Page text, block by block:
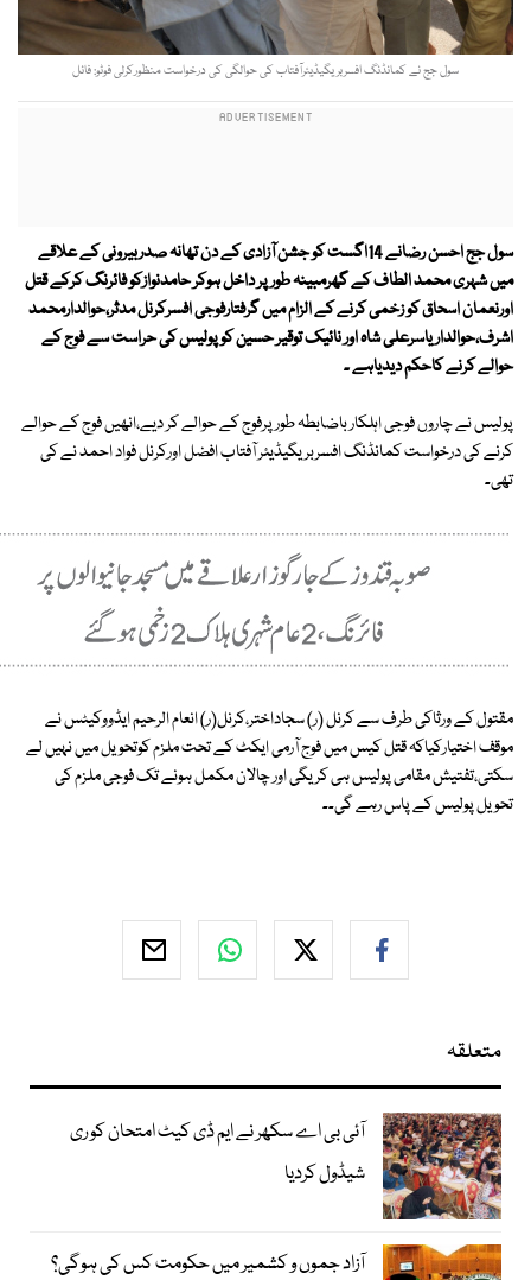
سول جج نے کمانڈنگ افسربریگیڈیئرآفتاب کی حوالگی کی درخواست منظورکرلی فوٹو: فائل
سول جج احسن رضانے 14اگست کو جشن آزادی کے دن تھانہ صدربیرونی کے علاقے
میں شہری محمد الطاف کے گھرمبینہ طور پر داخل ہوکر حامدنوازکو فائرنگ کرکے قتل
اورنعمان اسحاق کو زخمی کرنے کے الزام میں گرفتارفوجی افسرکرنل مدثر،حوالدارمحمد
اشرف،حوالدار یاسرعلی شاہ اور نائیک توقیر حسین کوپولیس کی حراست سے فوج کے
حوالے کرنے کاحکم دیدیاہے ۔
پولیس نے چاروں فوجی اہلکار باضابطہ طورپرفوج کے حوالے کر دیے،انھیں فوج کے حوالے
کرنے کی درخواست کمانڈنگ افسربریگیڈیئر آفتاب افضل اورکرنل فواد احمد نے کی
تھی۔
مقتول کے ورثاکی طرف سے کرنل (ر) سجاداختر،کرنل(ر) انعام الرحیم ایڈووکیٹس نے
موقف اختیارکیاکہ قتل کیس میں فوج آرمی ایکٹ کے تحت ملزم کوتحویل میں نہیں لے
سکتی،تفتیش مقامی پولیس ہی کریگی اور چالان مکمل ہونے تک فوجی ملزم کی
تحویل پولیس کے پاس رہے گی۔۔
متعلقہ
آئی بی اے سکھر نے ایم ڈی کیٹ امتحان کو ری
شیڈول کردیا
آزاد جموں و کشمیر میں حکومت کس کی ہوگی؟